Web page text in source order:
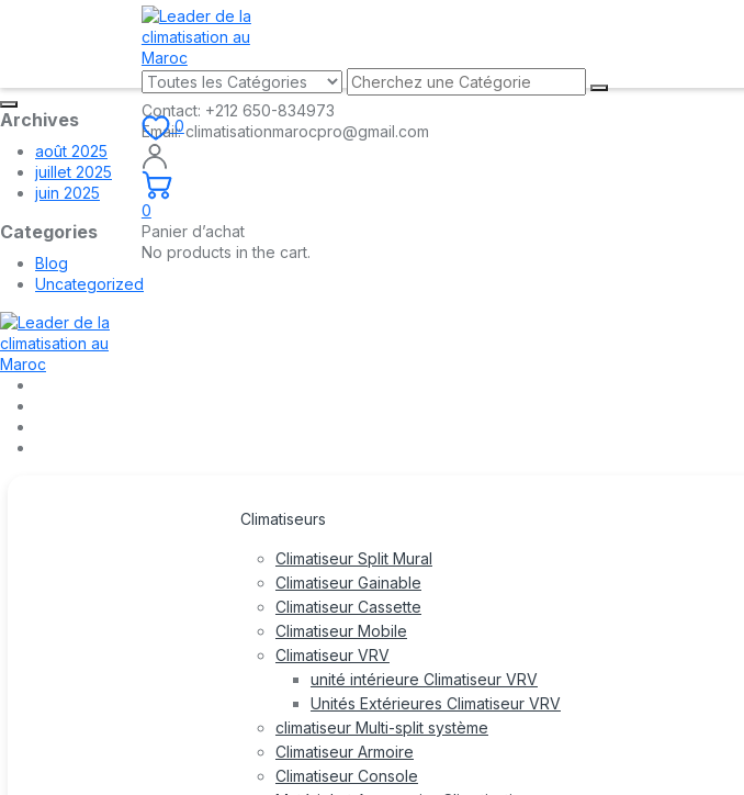
Archives
août 2025
juillet 2025
juin 2025
Categories
Blog
Uncategorized
Contact: +212 650-834973
Email:climatisationmarocpro@gmail.com
Climatiseurs
Climatiseur Split Mural
Climatiseur Gainable
Climatiseur Cassette
Climatiseur Mobile
Climatiseur VRV
unité intérieure Climatiseur VRV
Unités Extérieures Climatiseur VRV
climatiseur Multi-split système
Climatiseur Armoire
Climatiseur Console
0
0
Panier d’achat
No products in the cart.